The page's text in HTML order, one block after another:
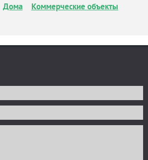
Дома
Коммерческие объекты